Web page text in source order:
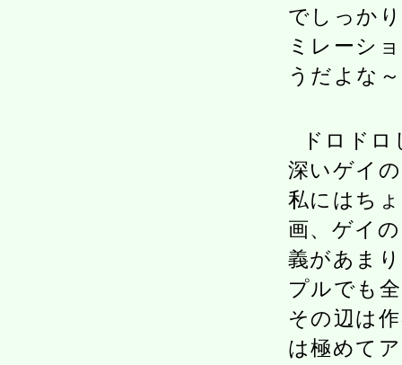
でしっか
ミレーシ
うだよな
ドロド
深いゲイ
私にはち
画、ゲイ
義があま
プルでも
その辺は
は極めて